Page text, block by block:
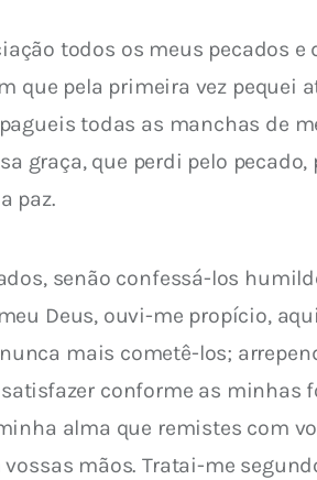
todos os meus pecados
que pela primeira vez pequei
todas as manchas de
graça, que perdi pelo
paz.
senão confessá-los
Deus, ouvi-me propício,
mais cometê-los;
conforme as minhas
alma que remistes com
mãos. Tratai-me